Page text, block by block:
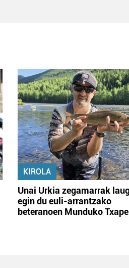
KIROLA
Unai Urkia zegamarrak
egin du euli-arrantzako
beteranoen Munduko